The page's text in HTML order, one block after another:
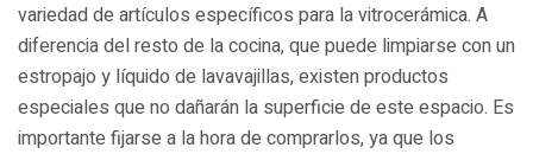
variedad de artículos específicos para la vitrocerámica. A
diferencia del resto de la cocina, que puede limpiarse con un
estropajo y líquido de lavavajillas, existen productos
especiales que no dañarán la superficie de este espacio. Es
importante fijarse a la hora de comprarlos, ya que los